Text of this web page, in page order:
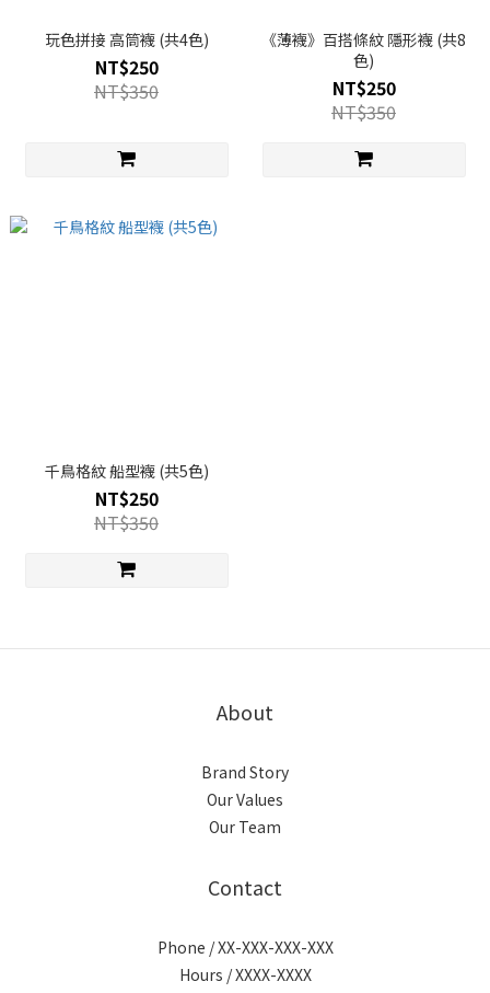
玩色拼接 高筒襪 (共4色)
NT$250
NT$350
《薄襪》百搭條紋 隱形襪 (共8
色)
NT$250
NT$350
千鳥格紋 船型襪 (共5色)
NT$250
NT$350
About
Brand Story
Our Values
Our Team
Contact
Phone / XX-XXX-XXX-XXX
Hours / XXXX-XXXX